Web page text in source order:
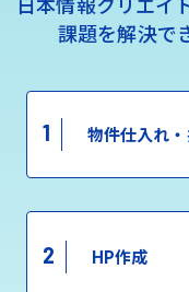
課題を解決で
1 物件仕入れ
2 HP作成